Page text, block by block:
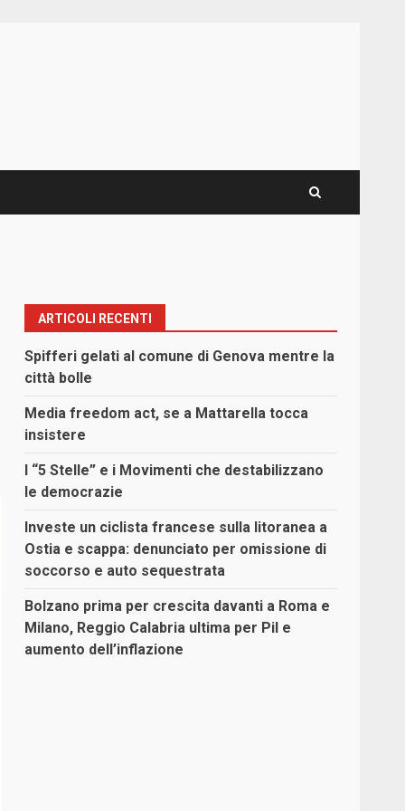
ARTICOLI RECENTI
Spifferi gelati al comune di Genova mentre la
città bolle
Media freedom act, se a Mattarella tocca
insistere
I “5 Stelle” e i Movimenti che destabilizzano
le democrazie
Investe un ciclista francese sulla litoranea a
Ostia e scappa: denunciato per omissione di
soccorso e auto sequestrata
Bolzano prima per crescita davanti a Roma e
Milano, Reggio Calabria ultima per Pil e
aumento dell’inflazione